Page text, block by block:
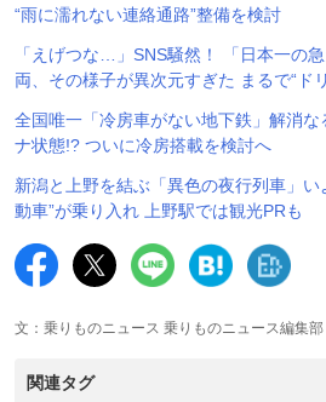
“雨に濡れない連絡通路”整備を検討
「えげつな…」SNS騒然！ 「日本一の
両、その様子が異次元すぎた まるで“ド
全国唯一「冷房車がない地下鉄」解消
ナ状態!? ついに冷房搭載を検討へ
新潟と上野を結ぶ「異色の夜行列車」
動車”が乗り入れ 上野駅では観光PRも
文：乗りものニュース 乗りものニュース編集部
関連タグ